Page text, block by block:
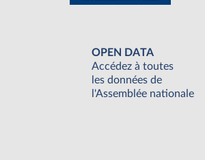
OPEN DATA
Accédez à toutes
les données de
l'Assemblée nationale